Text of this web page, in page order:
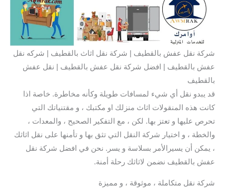
شركة نقل عفش بالقطيف | شركة نقل اثاث بالقطيف | شركه نقل
عفش بالقطيف | افضل شركة نقل عفش بالقطيف | نقل عفش
بالقطيف
قد يبدو نقل أي شيء لمسافات طويلة وكأنه مخاطرة. خاصة اذا
كانت هذه المنقولات اثاث منزلك او مكتبك ، و مقتنياتك التي
تحرص عليها و تعتز بها. لكن ، مع التفكير الصحيح ، والمعدات ،
والخطة ، و اختيار شركة النقل التي تثق بها و تأمنها على نقل اثاثك
، يمكن أن يسيرالأمر بسلاسة و يسر. نحن في افضل شركة نقل
عفش بالقطيف نضمن لاثاثك رحلة أمنة.
شركة نقل متكاملة ، موثوقة ، و مميزة